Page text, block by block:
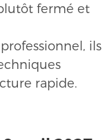
fermé et
ils
rapide.